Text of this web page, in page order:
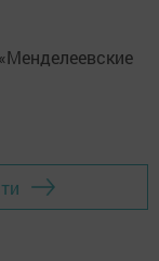
«Менделеевские